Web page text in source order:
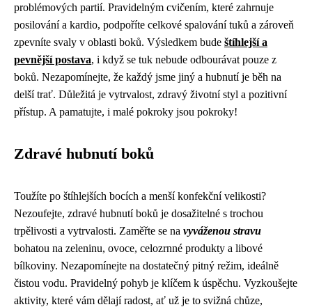
problémových partií. Pravidelným cvičením, které zahrnuje
posilování a kardio, podpoříte celkové spalování tuků a zároveň
zpevníte svaly v oblasti boků. Výsledkem bude štíhlejší a
pevnější postava, i když se tuk nebude odbourávat pouze z
boků. Nezapomínejte, že každý jsme jiný a hubnutí je běh na
delší trať. Důležitá je vytrvalost, zdravý životní styl a pozitivní
přístup. A pamatujte, i malé pokroky jsou pokroky!
Zdravé hubnutí boků
Toužíte po štíhlejších bocích a menší konfekční velikosti?
Nezoufejte, zdravé hubnutí boků je dosažitelné s trochou
trpělivosti a vytrvalosti. Zaměřte se na vyváženou stravu
bohatou na zeleninu, ovoce, celozrnné produkty a libové
bílkoviny. Nezapomínejte na dostatečný pitný režim, ideálně
čistou vodu. Pravidelný pohyb je klíčem k úspěchu. Vyzkoušejte
aktivity, které vám dělají radost, ať už je to svižná chůze,